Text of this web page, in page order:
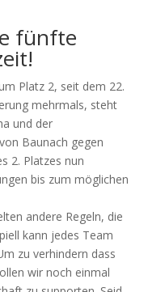
fünfte
Platz 2, seit dem 22.
mehrmals, steht
und der
Baunach gegen
2. Platzes nun
bis zum möglichen
andere Regeln, die
kann jedes Team
zu verhindern dass
wir noch einmal